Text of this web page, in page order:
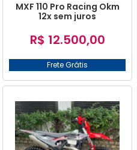
MXF 110 Pro Racing Okm
12x sem juros
R$ 12.500,00
Frete Grátis